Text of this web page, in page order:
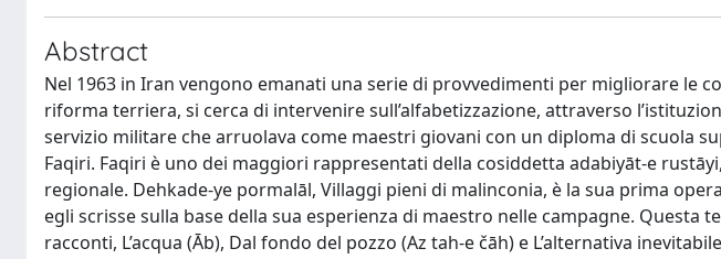
Abstract
Nel 1963 in Iran vengono emanati una serie di provvedimenti per migliorare le
riforma terriera, si cerca di intervenire sull’alfabetizzazione, attraverso
servizio militare che arruolava come maestri giovani con un diploma di scuola
Faqiri. Faqiri è uno dei maggiori rappresentati della cosiddetta adabiyāt-e
regionale. Dehkade-ye pormalāl, Villaggi pieni di malinconia, è la sua prima
egli scrisse sulla base della sua esperienza di maestro nelle campagne. Questa
racconti, L’acqua (Āb), Dal fondo del pozzo (Az tah-e čāh) e L’alternativa